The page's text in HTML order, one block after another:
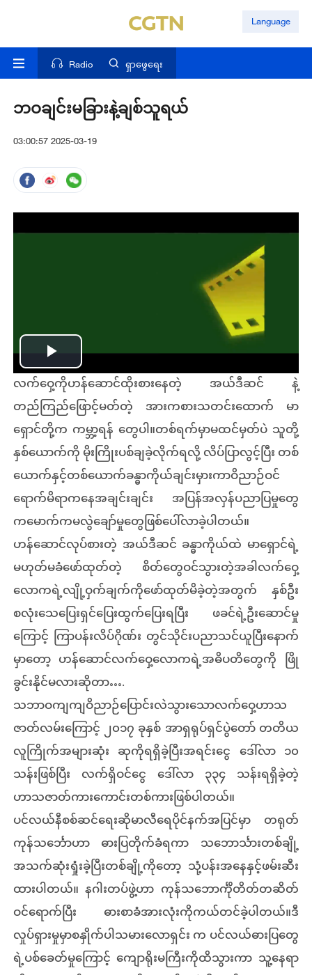
Language
Radio ရှာဖွေရေး
ဘဝချင်းမခြားနဲ့ချစ်သူရယ်
03:00:57 2025-03-19
Play
Video
လက်ဝှေ့ကိုဟန်ဆောင်ထိုးစားနေတဲ့ အယ်ဒီဆင် နဲ့
တည်ကြည်ဖြောင့်မတ်တဲ့ အားကစားသတင်းထောက် မာ
ရှောင်တို့က ကမ္ဘာ့ရန် တွေပါ။တစ်ရက်မှာမထင်မှတ်ပဲ သူတို့
နှစ်ယောက်ကို မိုးကြိုးပစ်ချခဲ့လိုက်ရလို့ လိပ်ပြာလွင့်ပြီး တစ်
ယောက်နှင့်တစ်ယောက်ခန္ဓာကိုယ်ချင်းမှားကာဝိညာဉ်ဝင်
ရောက်မိရာကနေအချင်းချင်း အပြန်အလှန်ပညာပြမှုတွေ
ကမောက်ကမလွဲချော်မှုတွေဖြစ်ပေါ်လာခဲ့ပါတယ်။
ဟန်ဆောင်လုပ်စားတဲ့ အယ်ဒီဆင် ခန္ဓာကိုယ်ထဲ မာရှောင်ရဲ့
မဟုတ်မခံဖော်ထုတ်တဲ့ စိတ်တွေဝင်သွားတဲ့အခါလက်ဝှေ့
လောကရဲ့လျို့ဝှက်ချက်ကိုဖော်ထုတ်မိခဲ့တဲ့အတွက် နှစ်ဦး
စလုံးသေပြေးရှင်ပြေးထွက်ပြေးရပြီး ဖခင်ရဲ့ဦးဆောင်မှု
ကြောင့် ကြာပန်းလိပ်ဂိုဏ်း တွင်သိုင်းပညာသင်ယူပြီးနောက်
မှာတော့ ဟန်ဆောင်လက်ဝှေ့လောကရဲ့အဓိပတိတွေကို ဖြို
ခွင်းနိုင်မလားဆိုတာ….
သဘာဝကျကျဝိညာဉ်ပြောင်းလဲသွားသောလက်ဝှေ့ဟာသ
ဇာတ်လမ်းကြောင့် ၂၀၁၇ ခုနှစ် အာရှရုပ်ရှင်ပွဲတော် တတိယ
လူကြိုက်အများဆုံး ဆုကိုရရှိခဲ့ပြီးအရင်းငွေ ဒေါ်လာ ၁၀
သန်းဖြစ်ပြီး လက်ရှိဝင်ငွေ ဒေါ်လာ ၃၃၄ သန်းရရှိခဲ့တဲ့
ဟာသဇာတ်ကားကောင်းတစ်ကားဖြစ်ပါတယ်။
ပင်လယ်နီစစ်ဆင်ရေးဆိုမာလီရေပိုင်နက်အပြင်မှာ တရုတ်
ကုန်သင်္ဘောဟာ ဓားပြတိုက်ခံရကာ သဘောင်္သားတစ်ချို့
အသက်ဆုံးရှုံးခဲ့ပြီးတစ်ချို့ကိုတော့ သုံ့ပန်းအနေနှင့်ဖမ်းဆီး
ထားပါတယ်။ နဂါးတပ်ဖွဲ့ဟာ ကုန်သဘောင်္ကိုတိတ်တဆိတ်
ဝင်ရောက်ပြီး ဓားစာခံအားလုံးကိုကယ်တင်ခဲ့ပါတယ်။ဒီ
လှုပ်ရှားမှုမှာစနှိုက်ပါသမားလောရှင်း က ပင်လယ်ဓားပြတွေ
ရဲ့ပစ်ခေတ်မှုကြောင့် ကျောရိုးမကြီးကိုထိသွားကာ သူ့နေရာ